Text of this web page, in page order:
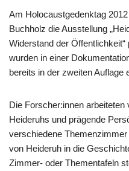
Am Holocaustgedenktag
Buchholz die Ausstellung
Widerstand der
wurden in einer
bereits in der zweiten Auflage
Die Forscher:innen
Heideruhs und prägende
verschiedene
von Heideruh in die
Zimmer- oder Thementafeln